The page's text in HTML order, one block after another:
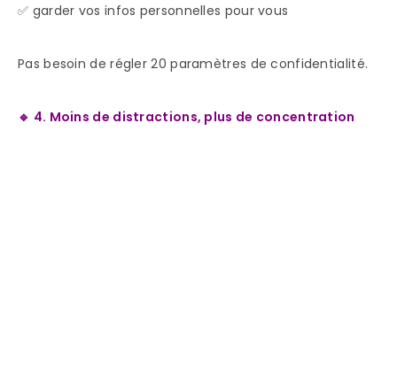
✅ garder vos infos personnelles pour vous
Pas besoin de régler 20 paramètres de confidentialité.
🔹 4. Moins de distractions, plus de concentration